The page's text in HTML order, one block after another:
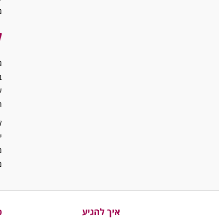
איך להגיע